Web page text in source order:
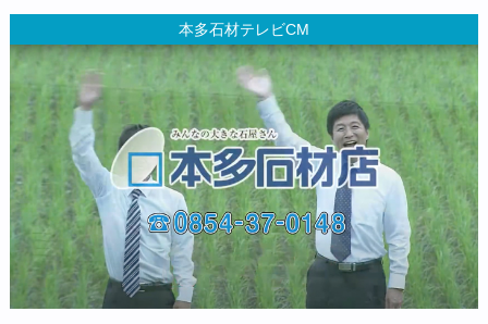
本多石材テレビCM